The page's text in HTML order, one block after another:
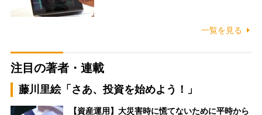
一覧を見る
注目の著者・連載
藤川里絵「さあ、投資を始めよう！」
【資産運用】大災害時に慌てないために平時から